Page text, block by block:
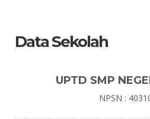
Data Sekolah
UPTD SMP
NPSN :